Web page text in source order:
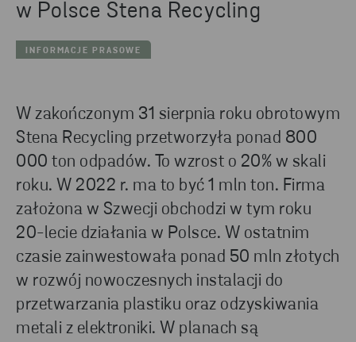
w Polsce Stena Recycling
INFORMACJE PRASOWE
W zakończonym 31 sierpnia roku obrotowym
Stena Recycling przetworzyła ponad 800
000 ton odpadów. To wzrost o 20% w skali
roku. W 2022 r. ma to być 1 mln ton. Firma
założona w Szwecji obchodzi w tym roku
20-lecie działania w Polsce. W ostatnim
czasie zainwestowała ponad 50 mln złotych
w rozwój nowoczesnych instalacji do
przetwarzania plastiku oraz odzyskiwania
metali z elektroniki. W planach są